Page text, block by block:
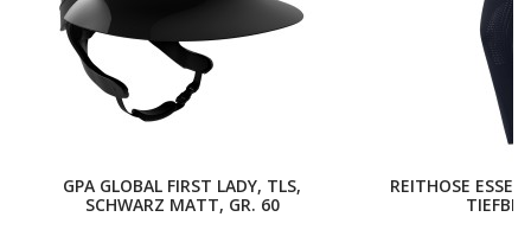
GPA GLOBAL FIRST LADY, TLS,
SCHWARZ MATT, GR. 60
REITHOSE